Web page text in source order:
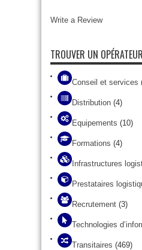
Write a Review
TROUVER UN
Conseil et services
Distribution (4)
Equipements (10)
Formations (4)
Infrastructures
Prestataires
Recrutement (3)
Technologies
Transitaires (469)